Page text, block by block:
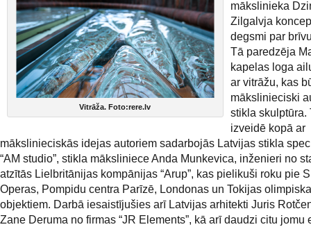
Vitrāža. Foto:rere.lv
mākslinieka
Zilgalvja
degsmi par
Tā paredzēja
kapelas loga
ar vitrāžu, kas
mākslinieciski
stikla skulptūra.
izveidē kopā ar
mākslinieciskās idejas autoriem sadarbojās Latvijas stikla
“AM studio”, stikla māksliniece Anda Munkevica, inženieri no
atzītās Lielbritānijas kompānijas “Arup”, kas pielikuši roku pie
Operas, Pompidu centra Parīzē, Londonas un Tokijas
objektiem. Darbā iesaistījušies arī Latvijas arhitekti Juris
Zane Deruma no firmas “JR Elements”, kā arī daudzi citu jomu